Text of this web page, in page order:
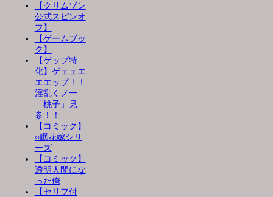
【クリムゾン
公式スピンオ
フ】
【ゲームブッ
ク】
【ゲップ特
化】ゲェェエ
エエップ！！
淫乱くノ一
「桃子」見
参！！
【コミック】
○眠花嫁シリ
ーズ
【コミック】
透明人間にな
った俺
【セリフ付